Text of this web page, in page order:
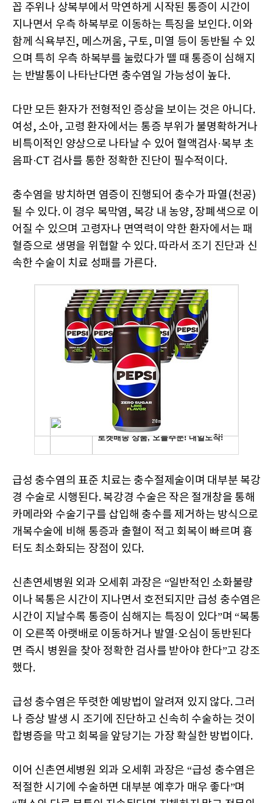
꼽 주위나 상복부에서 막연하게 시작된 통증이 시간이
지나면서 우측 하복부로 이동하는 특징을 보인다. 이와
함께 식욕부진, 메스꺼움, 구토, 미열 등이 동반될 수 있
으며 특히 우측 하복부를 눌렀다가 뗄 때 통증이 심해지
는 반발통이 나타난다면 충수염일 가능성이 높다.
다만 모든 환자가 전형적인 증상을 보이는 것은 아니다.
여성, 소아, 고령 환자에서는 통증 부위가 불명확하거나
비특이적인 양상으로 나타날 수 있어 혈액검사·복부 초
음파·CT 검사를 통한 정확한 진단이 필수적이다.
충수염을 방치하면 염증이 진행되어 충수가 파열(천공)
될 수 있다. 이 경우 복막염, 복강 내 농양, 장폐색으로 이
어질 수 있으며 고령자나 면역력이 약한 환자에서는 패
혈증으로 생명을 위협할 수 있다. 따라서 조기 진단과 신
속한 수술이 치료 성패를 가른다.
급성 충수염의 표준 치료는 충수절제술이며 대부분 복강
경 수술로 시행된다. 복강경 수술은 작은 절개창을 통해
카메라와 수술기구를 삽입해 충수를 제거하는 방식으로
개복수술에 비해 통증과 출혈이 적고 회복이 빠르며 흉
터도 최소화되는 장점이 있다.
신촌연세병원 외과 오세휘 과장은 “일반적인 소화불량
이나 복통은 시간이 지나면서 호전되지만 급성 충수염은
시간이 지날수록 통증이 심해지는 특징이 있다”며 “복통
이 오른쪽 아랫배로 이동하거나 발열·오심이 동반된다
면 즉시 병원을 찾아 정확한 검사를 받아야 한다”고 강조
했다.
급성 충수염은 뚜렷한 예방법이 알려져 있지 않다. 그러
나 증상 발생 시 조기에 진단하고 신속히 수술하는 것이
합병증을 막고 회복을 앞당기는 가장 확실한 방법이다.
이어 신촌연세병원 외과 오세휘 과장은 “급성 충수염은
적절한 시기에 수술하면 대부분 예후가 매우 좋다”며